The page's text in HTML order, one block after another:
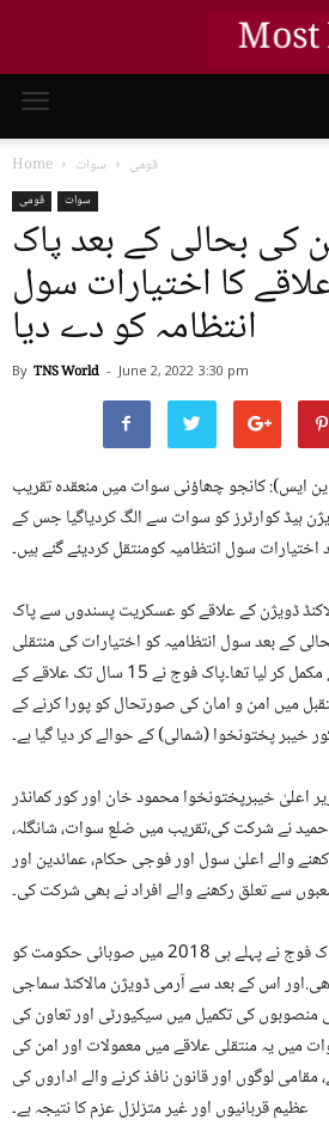
Home قومی سوات
قومی سوات
کی بحالی کے بعد پاک
کا اختیارات سول
انتظامہ کو دے دیا
By TNS World - June 2, 2022 3:30 pm
جون 2022 (ٹی این ایس): کانجو چھاؤنی سوات میں منعقدہ تقریب
ہیڈ کوارٹرز کو سوات سے الگ کردیاگیا جس کے
اختیارات سول انتظامیہ کومنتقل کردیئے گئے ہیں۔
ڈویژن کے علاقے کو عسکریت پسندوں سے پاک
کے بعد سول انتظامیہ کو اختیارات کی منتقلی
کا عمل 2018 میں پاک فوج نے مکمل کر لیا تھا۔پاک فوج نے 15 سال تک علاقے کے
میں امن و امان کی صورتحال کو پورا کرنے کے
خیبر پختونخوا (شمالی) کے حوالے کر دیا گیا ہے۔
اعلیٰ خیبرپختونخوا محمود خان اور کور کمانڈر
نے شرکت کی،تقریب میں ضلع سوات، شانگلہ،
والے اعلیٰ سول اور فوجی حکام، عمائدین اور
سے تعلق رکھنے والے افراد نے بھی شرکت کی۔
آئی ایس پی آر کےمطابق پاک فوج نے پہلے ہی 2018 میں صوبائی حکومت کو
اس کے بعد سے آرمی ڈویژن مالاکنڈ سماجی
منصوبوں کی تکمیل میں سیکیورٹی اور تعاون کی
میں یہ منتقلی علاقے میں معمولات اور امن کی
لوگوں اور قانون نافذ کرنے والے اداروں کی
عظیم قربانیوں اور غیر متزلزل عزم کا نتیجہ ہے۔